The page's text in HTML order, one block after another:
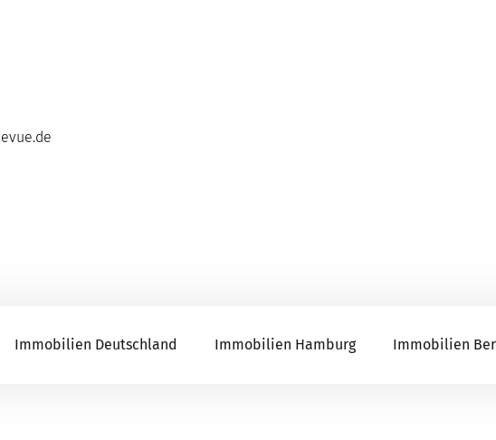
Immobilien Deutschland Immobilien Hamburg Immobilien